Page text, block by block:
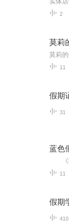
2
莫莉
11
假期
31
蓝色
11
假期
410